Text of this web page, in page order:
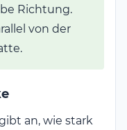
Richtung.
von der
an, wie stark